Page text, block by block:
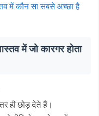
में कौन सा सबसे अच्छा है
में जो कारगर होता
ही छोड़ देते हैं।